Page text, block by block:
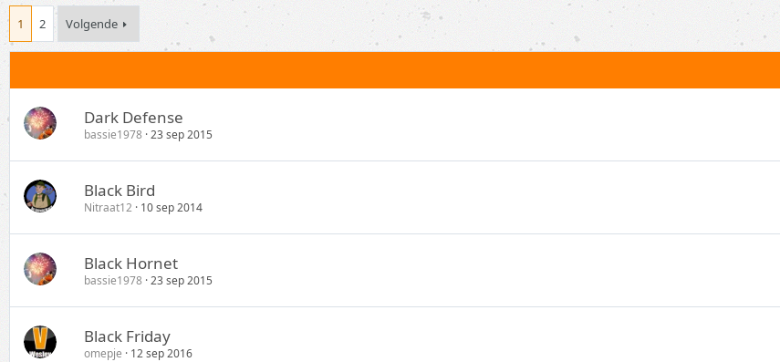
1 2 Volgende
Dark Defense
bassie1978 23 sep 2015
Black Bird
Nitraat12 10 sep 2014
Black Hornet
bassie1978 23 sep 2015
Black Friday
omepje 12 sep 2016